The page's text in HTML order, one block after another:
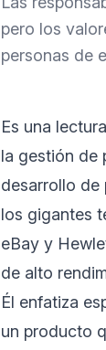
pero los
personas de
Es una
la gestión de
desarrollo de
los gigantes
eBay y
de alto
Él enfatiza
un producto